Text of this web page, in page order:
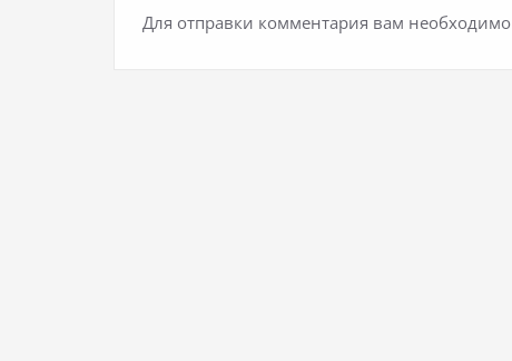
Для отправки комментария вам необходимо